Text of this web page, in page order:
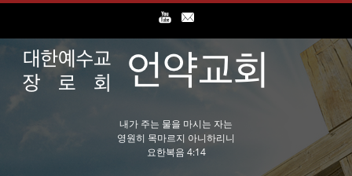
내가 주는 물을 마시는 자는
영원히 목마르지 아니하리니
요한복음 4:14